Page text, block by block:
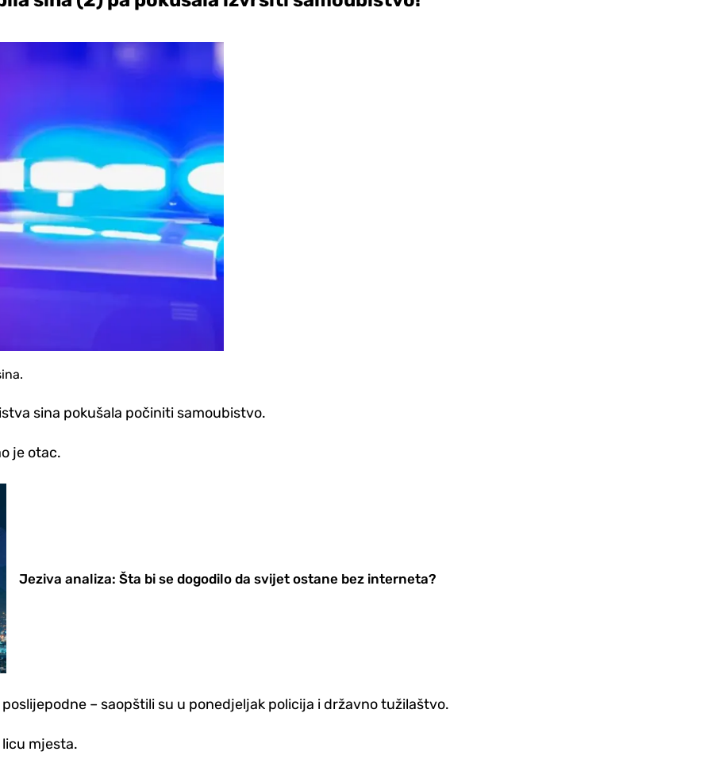
sina pokušala počiniti samoubistvo.
je otac.
Jeziva analiza: Šta bi se dogodilo da svijet ostane bez interneta?
– saopštili su u ponedjeljak policija i državno tužilaštvo.
mjesta.